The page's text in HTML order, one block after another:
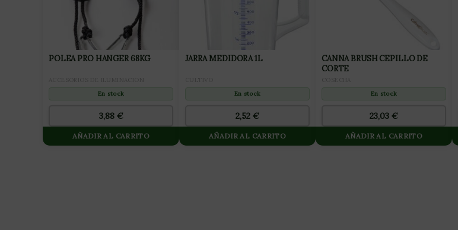
POLEA PRO HANGER 68KG
En stock
3,88 €
AÑADIR AL CARRITO
JARRA MEDIDORA 1L
En stock
2,52 €
AÑADIR AL CARRITO
CANNA BRUSH CEPILLO DE
CORTE
En stock
23,03 €
AÑADIR AL CARRITO